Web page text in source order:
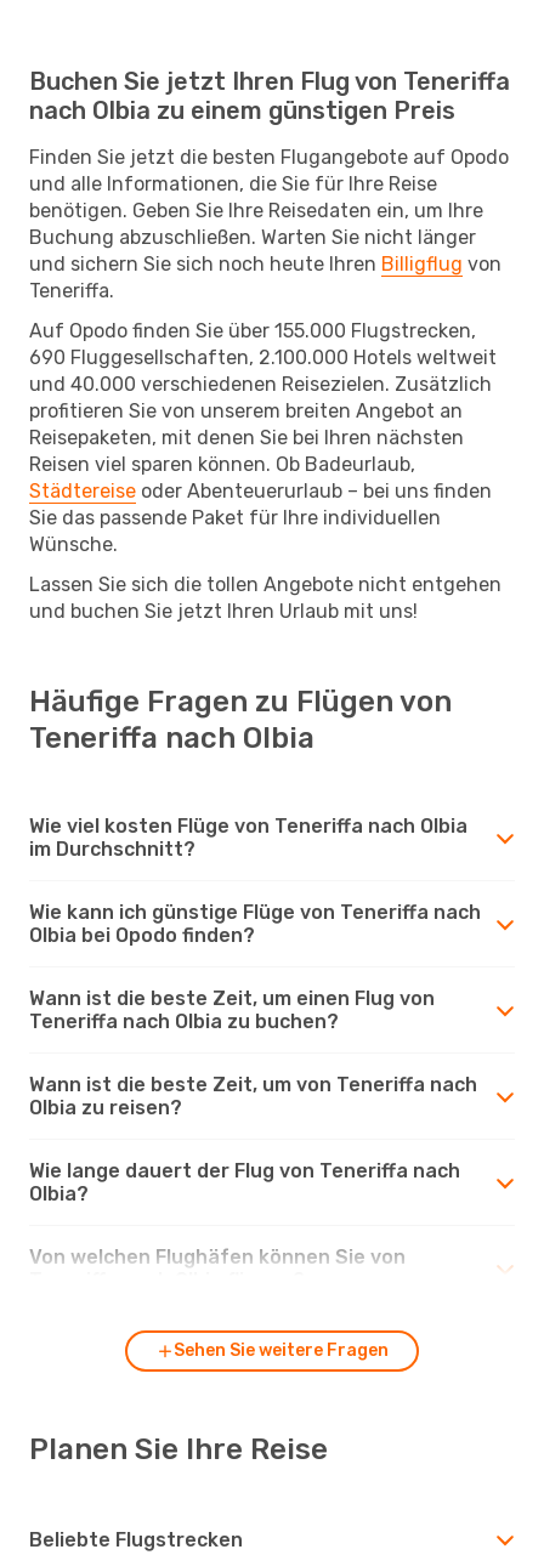
Buchen Sie jetzt Ihren Flug von Teneriffa
nach Olbia zu einem günstigen Preis
Finden Sie jetzt die besten Flugangebote auf Opodo
und alle Informationen, die Sie für Ihre Reise
benötigen. Geben Sie Ihre Reisedaten ein, um Ihre
Buchung abzuschließen. Warten Sie nicht länger
und sichern Sie sich noch heute Ihren Billigflug von
Teneriffa.
Auf Opodo finden Sie über 155.000 Flugstrecken,
690 Fluggesellschaften, 2.100.000 Hotels weltweit
und 40.000 verschiedenen Reisezielen. Zusätzlich
profitieren Sie von unserem breiten Angebot an
Reisepaketen, mit denen Sie bei Ihren nächsten
Reisen viel sparen können. Ob Badeurlaub,
Städtereise oder Abenteuerurlaub – bei uns finden
Sie das passende Paket für Ihre individuellen
Wünsche.
Lassen Sie sich die tollen Angebote nicht entgehen
und buchen Sie jetzt Ihren Urlaub mit uns!
Häufige Fragen zu Flügen von
Teneriffa nach Olbia
Wie viel kosten Flüge von Teneriffa nach Olbia
im Durchschnitt?
Wie kann ich günstige Flüge von Teneriffa nach
Olbia bei Opodo finden?
Wann ist die beste Zeit, um einen Flug von
Teneriffa nach Olbia zu buchen?
Wann ist die beste Zeit, um von Teneriffa nach
Olbia zu reisen?
Wie lange dauert der Flug von Teneriffa nach
Olbia?
Von welchen Flughäfen können Sie von
Sehen Sie weitere Fragen
Planen Sie Ihre Reise
Beliebte Flugstrecken